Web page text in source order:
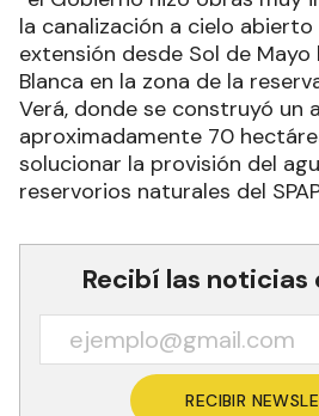
la canalización a cielo
extensión desde Sol de Mayo
Blanca en la zona de la
Verá, donde se construyó un
aproximadamente 70
solucionar la provisión del
reservorios naturales del
Recibí las noticias
RECIBIR